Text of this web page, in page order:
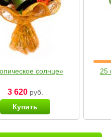
солнце»
3 620руб.
Купить
25